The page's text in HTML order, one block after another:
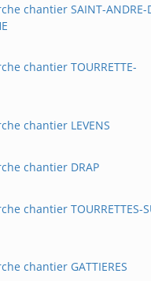
chantier SAINT-ANDRE-
chantier TOURRETTE-
chantier LEVENS
chantier DRAP
chantier TOURRETTES-
chantier GATTIERES